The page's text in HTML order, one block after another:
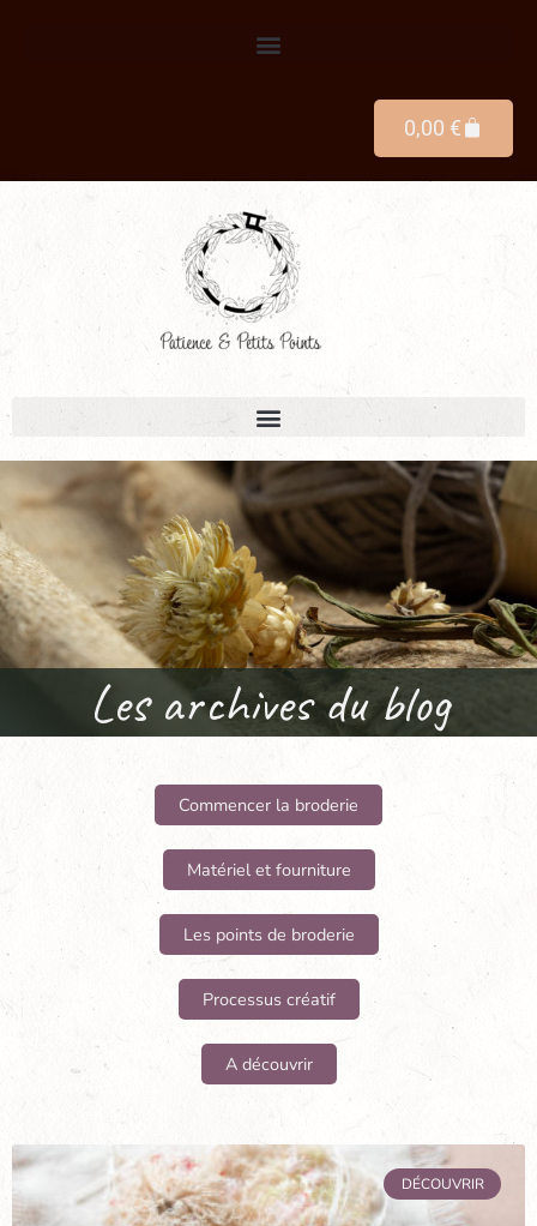
0,00 €
Les archives du blog
Commencer la broderie
Matériel et fourniture
Les points de broderie
Processus créatif
A découvrir
DÉCOUVRIR